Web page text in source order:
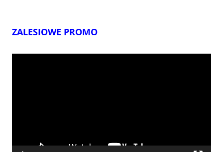
ZALESIOWE PROMO
Odtwarzacz